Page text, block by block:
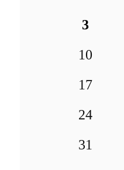
3
10
17
24
31